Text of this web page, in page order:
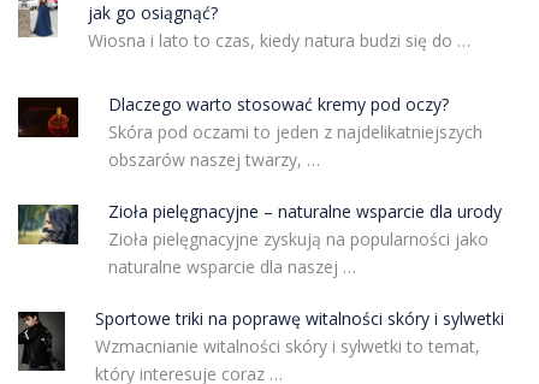
jak go osiągnąć?
Wiosna i lato to czas, kiedy natura budzi się do …
Dlaczego warto stosować kremy pod oczy?
Skóra pod oczami to jeden z najdelikatniejszych
obszarów naszej twarzy, …
Zioła pielęgnacyjne – naturalne wsparcie dla urody
Zioła pielęgnacyjne zyskują na popularności jako
naturalne wsparcie dla naszej …
Sportowe triki na poprawę witalności skóry i sylwetki
Wzmacnianie witalności skóry i sylwetki to temat,
który interesuje coraz …